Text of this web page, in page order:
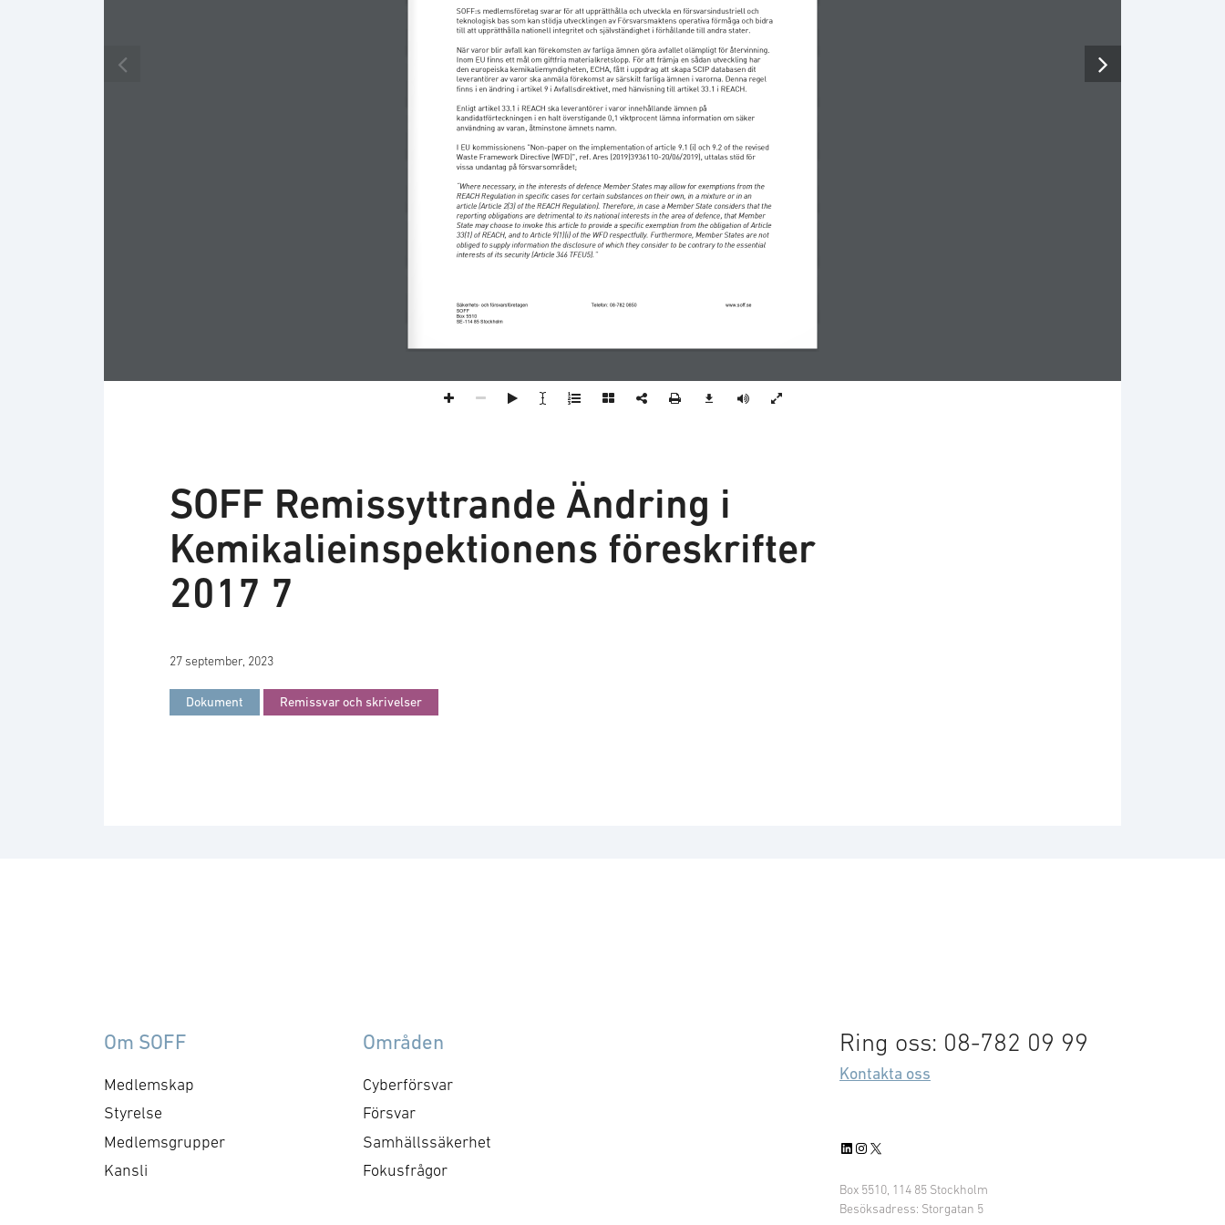
Säkerhets- och försvarsföretagen Telefon: 08-782 0850
www.soff.se
SOFF
Box 5510
SE-114 85 Stockholm
SOFF:s medlemsföretag svarar för att upprätthålla och utveckla en försvarsindustriell och
teknologisk bas som kan stödja utvecklingen av Försvarsmaktens operativa förmåga och bidra
till att upprätthålla nationell integritet och självständighet i förhållande till andra stater.
När varor blir avfall kan förekomsten av farliga ämnen göra avfallet olämpligt för återvinning.
Inom EU finns ett mål om giftfria materialkretslopp. För att främja en sådan utveckling har
den europeiska kemikaliemyndigheten, ECHA, fått i uppdrag att skapa SCIP databasen dit
leverantörer av varor ska anmäla förekomst av särskilt farliga ämnen i varorna. Denna regel
finns i en ändring i artikel 9 i Avfallsdirektivet, med hänvisning till artikel 33.1 i REACH.
Enligt artikel 33.1 i REACH ska leverantörer i varor innehållande ämnen på
kandidatförteckningen i en halt överstigande 0,1 viktprocent lämna information om säker
användning av varan, åtminstone ämnets namn.
I EU kommissionens "Non-paper on the implementation of article 9.1 (i) och 9.2 of the revised
Waste Framework Directive (WFD)", ref. Ares (2019)3936110-20/06/2019), uttalas stöd för
vissa undantag på försvarsområdet;
“Where necessary, in the interests of defence Member States may allow for exemptions from the
REACH Regulation in specific cases for certain substances on their own, in a mixture or in an
article (Article 2(3) of the REACH Regulation). Therefore, in case a Member State considers that the
reporting obligations are detrimental to its national interests in the area of defence, that Member
State may choose to invoke this article to provide a specific exemption from the obligation of Article
33(1) of REACH, and to Article 9(1)(i) of the WFD respectfully. Furthermore, Member States are not
obliged to supply information the disclosure of which they consider to be contrary to the essential
interests of its security (Article 346 TFEU5).”
SOFF Remissyttrande Ändring i
Kemikalieinspektionens föreskrifter
2017 7
27 september, 2023
Dokument Remissvar och skrivelser
Om SOFF
Medlemskap
Styrelse
Medlemsgrupper
Kansli
Områden
Cyberförsvar
Försvar
Samhällssäkerhet
Fokusfrågor
Ring oss: 08-782 09 99
Kontakta oss
LinkedIn
Instagram
X
Box 5510, 114 85 Stockholm
Besöksadress: Storgatan 5